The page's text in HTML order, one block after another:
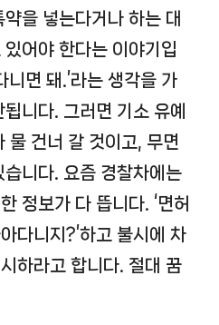
을 넣는다거나 하는 대
어야 한다는 이야기입
니면 돼.’라는 생각을 가
니다. 그러면 기소 유예
물 건너 갈 것이고, 무면
니다. 요즘 경찰차에는
정보가 다 뜹니다. ‘면허
다니지?’하고 불시에 차
하라고 합니다. 절대 꿈